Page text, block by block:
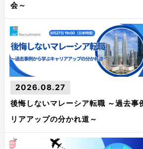
会～
2026.08.27
後悔しないマレーシア転職 ～過去事
リアアップの分かれ道～